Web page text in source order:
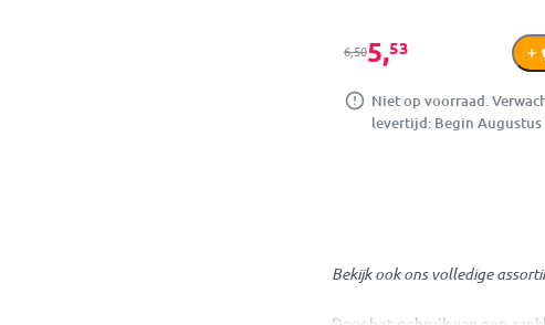
6,505,53
Niet op voorraad.
levertijd: Begin Augustus
Bekijk ook ons volledige